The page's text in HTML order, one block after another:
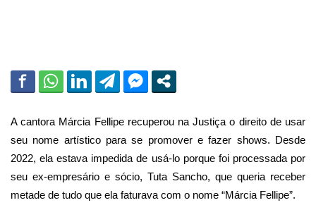
A cantora Márcia Fellipe recuperou na Justiça o direito de usar
seu nome artístico para se promover e fazer shows. Desde
2022, ela estava impedida de usá-lo porque foi processada por
seu ex-empresário e sócio, Tuta Sancho, que queria receber
metade de tudo que ela faturava com o nome “Márcia Fellipe”.